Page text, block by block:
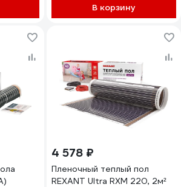
В корзину
4 578 ₽
Пленочный теплый пол
REXANT Ultra RXM 220, 2м²